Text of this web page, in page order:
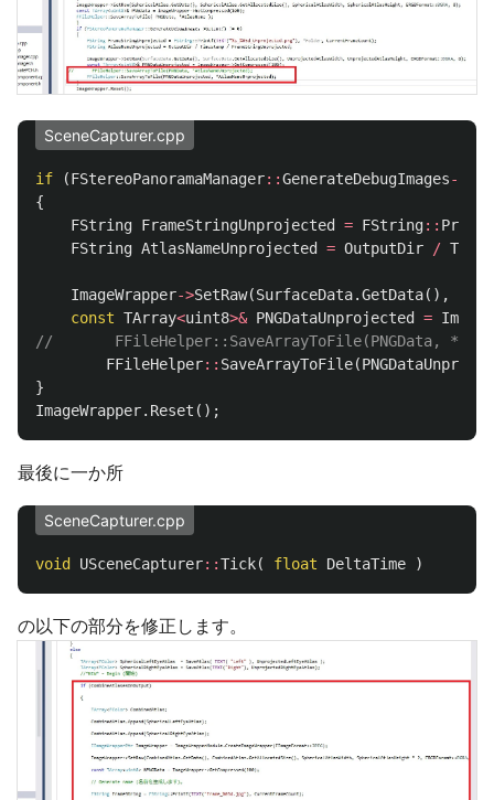
SceneCapturer.cpp
if (FStereoPanoramaManager::GenerateDebugImages->
{
FString FrameStringUnprojected = FString:: Printf
FString AtlasNameUnprojected = OutputDir /
ImageWrapper->SetRaw(SurfaceData.GetData(),
const TArray<uint8>& PNGDataUnprojected =
//       FFileHelper::SaveArrayToFile(PNGData,
FFileHelper:: SaveArrayToFile(
}
ImageWrapper. Reset ();
最後に一か所
SceneCapturer.cpp
void USceneCapturer::Tick( float DeltaTime )
の以下の部分を修正します。